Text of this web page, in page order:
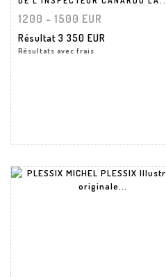
1200 - 1500 EUR
Résultat 3 350 EUR
Résultats avec frais